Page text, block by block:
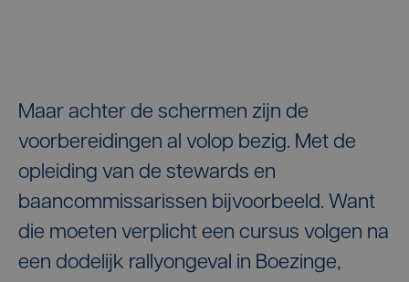
Maar achter de schermen zijn de
voorbereidingen al volop bezig. Met de
opleiding van de stewards en
baancommissarissen bijvoorbeeld. Want
die moeten verplicht een cursus volgen na
een dodelijk rallyongeval in Boezinge,